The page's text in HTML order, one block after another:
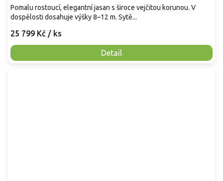
25 799 Kč / ks
Detail
Pomalu rostoucí, elegantní jasan s široce vejčitou korunou. V
dospělosti dosahuje výšky 8–12 m. Sytě...